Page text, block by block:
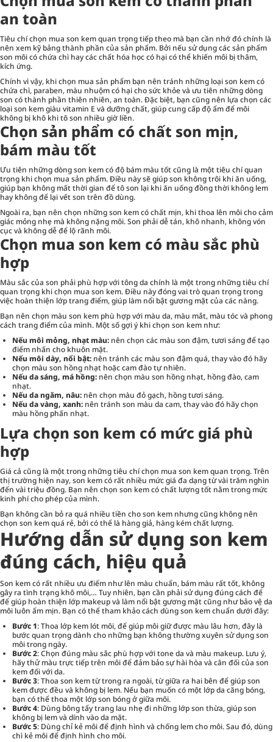
an toàn
Tiêu chí chọn mua son kem quan trọng tiếp theo mà bạn cần nhớ đó chính là
nên xem kỹ bảng thành phần của sản phẩm. Bởi nếu sử dụng các sản phẩm
son môi có chứa chì hay các chất hóa học có hại có thể khiến môi bị thâm,
kích ứng.
Chính vì vậy, khi chọn mua sản phẩm bạn nên tránh những loại son kem có
chứa chì, paraben, màu nhuộm có hại cho sức khỏe và ưu tiên những dòng
son có thành phần thiên nhiên, an toàn. Đặc biệt, bạn cũng nên lựa chọn các
loại son kem giàu vitamin E và dưỡng chất, giúp cung cấp độ ẩm để môi
không bị khô khi tô son nhiều giờ liền.
Chọn sản phẩm có chất son mịn,
bám màu tốt
Ưu tiên những dòng son kem có độ bám màu tốt cũng là một tiêu chí quan
trọng khi chọn mua sản phẩm. Điều này sẽ giúp son không trôi khi ăn uống,
giúp bạn không mất thời gian để tô son lại khi ăn uống đồng thời không lem
hay không để lại vết son trên đồ dùng.
Ngoài ra, bạn nên chọn những son kem có chất mịn, khi thoa lên môi cho cảm
giác mỏng nhẹ mà không nặng môi. Son phải dễ tán, khô nhanh, không vón
cục và không dễ để lộ rãnh môi.
Chọn mua son kem có màu sắc phù
hợp
Màu sắc của son phải phù hợp với tông da chính là một trong những tiêu chí
quan trọng khi chọn mua son kem. Điều này đóng vai trò quan trọng trong
việc hoàn thiện lớp trang điểm, giúp làm nổi bật gương mặt của các nàng.
Bạn nên chọn màu son kem phù hợp với màu da, màu mắt, màu tóc và phong
cách trang điểm của mình. Một số gợi ý khi chọn son kem như:
Nếu môi mỏng, nhạt màu: nên chọn các màu son đậm, tươi sáng để tạo
điểm nhấn cho khuôn mặt.
Nếu môi dày, nổi bật: nên tránh các màu son đậm quá, thay vào đó hãy
chọn màu son hồng nhạt hoặc cam đào tự nhiên.
Nếu da sáng, má hồng: nên chọn màu son hồng nhạt, hồng đào, cam
nhạt.
Nếu da ngăm, nâu: nên chọn màu đỏ gạch, hồng tươi sáng.
Nếu da vàng, xanh: nên tránh son màu da cam, thay vào đó hãy chọn
màu hồng phấn nhạt.
Lựa chọn son kem có mức giá phù
hợp
Giá cả cũng là một trong những tiêu chí chọn mua son kem quan trọng. Trên
thị trường hiện nay, son kem có rất nhiều mức giá đa dạng từ vài trăm nghìn
đến vài triệu đồng. Bạn nên chọn son kem có chất lượng tốt nằm trong mức
kinh phí cho phép của mình.
Bạn không cần bỏ ra quá nhiều tiền cho son kem nhưng cũng không nên
chọn son kem quá rẻ, bởi có thể là hàng giả, hàng kém chất lượng.
Hướng dẫn sử dụng son kem
đúng cách, hiệu quả
Son kem có rất nhiều ưu điểm như lên màu chuẩn, bám màu rất tốt, không
gây ra tình trạng khô môi,… Tuy nhiên, bạn cần phải sử dụng đúng cách để
để giúp hoàn thiện lớp makeup và làm nổi bật gương mặt cũng như bảo vệ da
môi luôn ẩm mịn. Bạn có thể tham khảo cách dùng son kem chuẩn dưới đây:
Bước 1: Thoa lớp kem lót môi, để giúp môi giữ được màu lâu hơn, đây là
bước quan trọng dành cho những bạn không thường xuyên sử dụng son
môi trong ngày.
Bước 2: Chọn đúng màu sắc phù hợp với tone da và màu makeup. Lưu ý,
hãy thử màu trực tiếp trên môi để đảm bảo sự hài hòa và cân đối của son
kem đối với da.
Bước 3: Thoa son kem từ trong ra ngoài, từ giữa ra hai bên để giúp son
kem được đều và không bị lem. Nếu bạn muốn có một lớp da căng bóng,
bạn có thể thoa một lớp son bóng ở giữa môi.
Bước 4: Dùng bông tẩy trang lau nhẹ đi những lớp son thừa, giúp son
không bị lem và dính vào da mặt.
Bước 5: Dùng chỉ kẻ môi để định hình và chống lem cho môi. Sau đó, dùng
chì kẻ môi để định hình cho môi.